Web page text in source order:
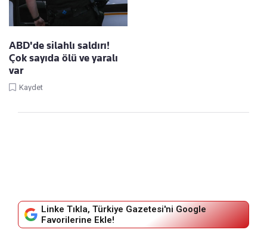
ABD'de silahlı saldırı!
Çok sayıda ölü ve yaralı
var
Kaydet
Linke Tıkla, Türkiye Gazetesi'ni Google
Favorilerine Ekle!